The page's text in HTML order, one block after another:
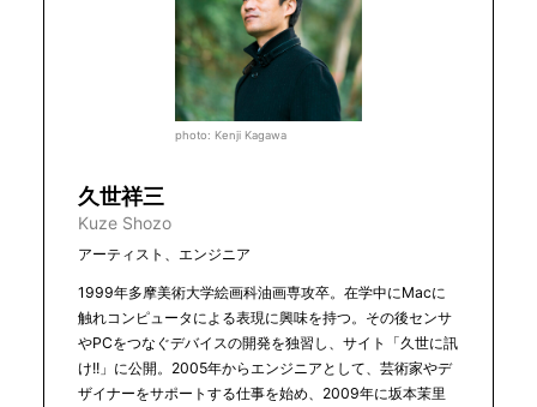
photo: Kenji Kagawa
久世祥三
Kuze Shozo
アーティスト、エンジニア
1999年多摩美術大学絵画科油画専攻卒。在学中にMacに
触れコンピュータによる表現に興味を持つ。その後センサ
やPCをつなぐデバイスの開発を独習し、サイト「久世に訊
け!!」に公開。2005年からエンジニアとして、芸術家やデ
ザイナーをサポートする仕事を始め、2009年に坂本茉里